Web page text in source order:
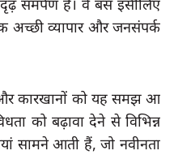
समर्पण है। वे बस इसीलिए
व्यापार और जनसंपर्क
और कारखानों को यह समझ आ
को बढ़ावा देने से विभिन्न
सामने आती हैं, जो नवीनता